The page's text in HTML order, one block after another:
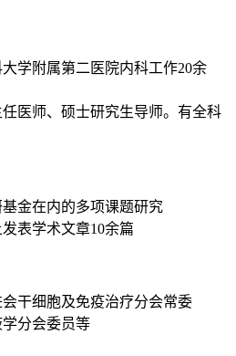
学附属第二医院内科工作20余
医师、硕士研究生导师。有全科
金在内的多项课题研究
表学术文章10余篇
干细胞及免疫治疗分会常委
分会委员等